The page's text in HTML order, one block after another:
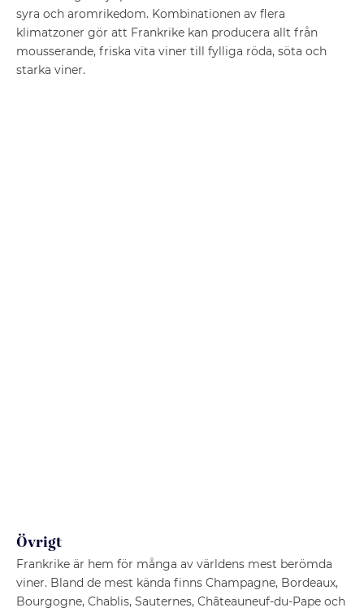
syra och aromrikedom. Kombinationen av flera
klimatzoner gör att Frankrike kan producera allt från
mousserande, friska vita viner till fylliga röda, söta och
starka viner.
Övrigt
Frankrike är hem för många av världens mest berömda
viner. Bland de mest kända finns Champagne, Bordeaux,
Bourgogne, Chablis, Sauternes, Châteauneuf-du-Pape och